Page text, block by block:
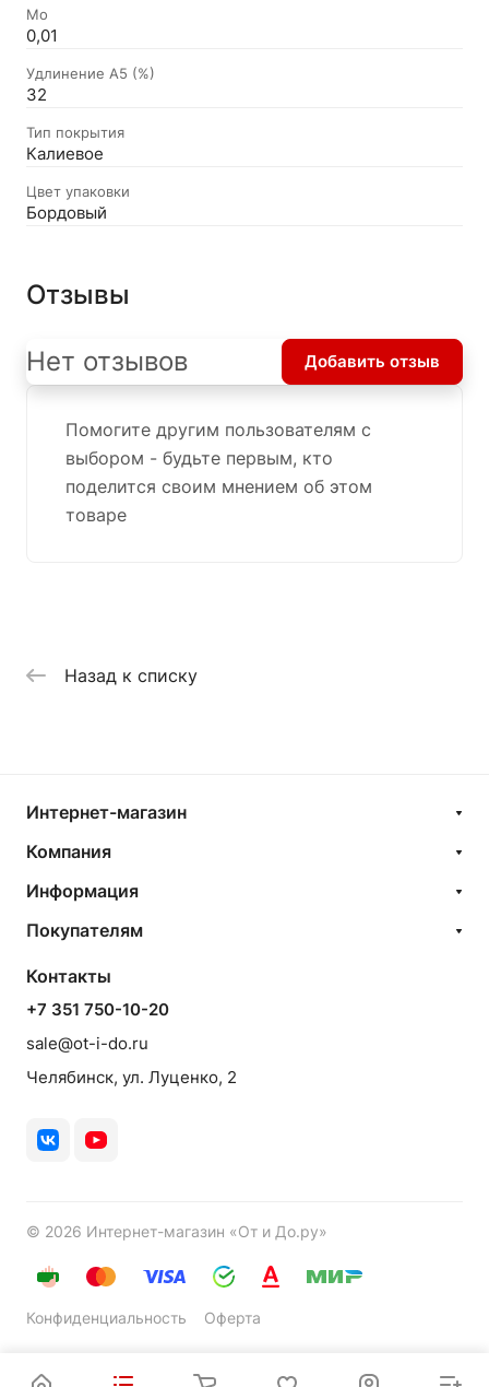
Mo
0,01
Удлинение А5 (%)
32
Тип покрытия
Калиевое
Цвет упаковки
Бордовый
Отзывы
Помогите другим пользователям с
выбором - будьте первым, кто
поделится своим мнением об этом
товаре
Нет отзывов Добавить отзыв
Назад к списку
Интернет-магазин
Компания
Информация
Покупателям
Контакты
+7 351 750-10-20
sale@ot-i-do.ru
Челябинск, ул. Луценко, 2
© 2026 Интернет-магазин «От и До.ру»
Конфиденциальность Оферта